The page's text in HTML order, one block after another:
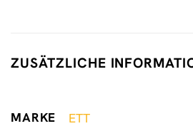
ZUSÄTZLICHE
MARKE ETT